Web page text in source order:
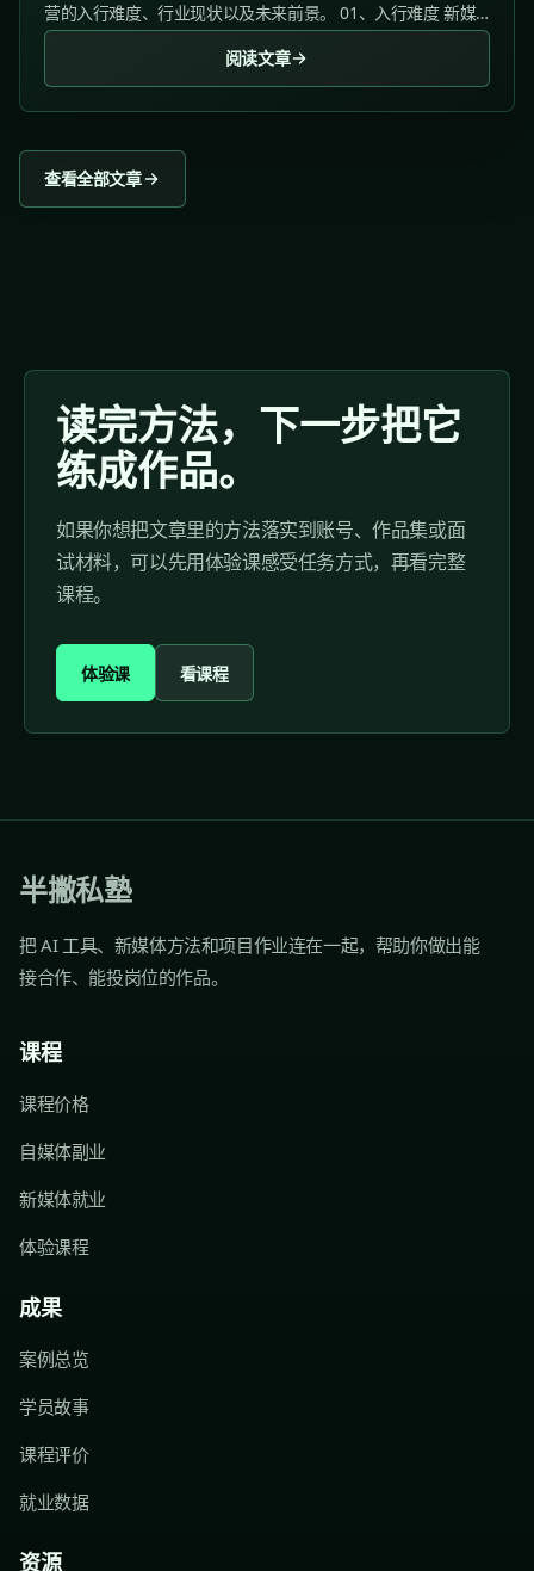
营的入行难度、行业现状以及未来前景。 01、入行难度 新媒
体运营的入行难易程度，我会从行业学历要求、工作经验要求
以及行业竞争程度来看。...
阅读文章
查看全部文章
读完方法，下一步把它
练成作品。
如果你想把文章里的方法落实到账号、作品集或面
试材料，可以先用体验课感受任务方式，再看完整
课程。
体验课 看课程
半撇私塾
把 AI 工具、新媒体方法和项目作业连在一起，帮助你做出能
接合作、能投岗位的作品。
课程
课程价格
自媒体副业
新媒体就业
体验课程
成果
案例总览
学员故事
课程评价
就业数据
资源